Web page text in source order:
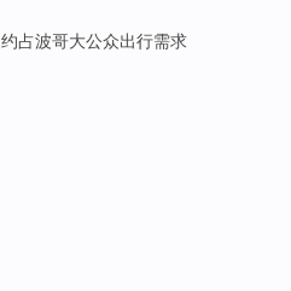
约占波哥大公众出行需求